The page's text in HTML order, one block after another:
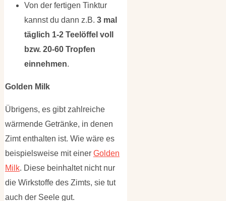
Von der fertigen Tinktur
kannst du dann z.B. 3 mal
täglich 1-2 Teelöffel voll
bzw. 20-60 Tropfen
einnehmen.
Golden Milk
Übrigens, es gibt zahlreiche
wärmende Getränke, in denen
Zimt enthalten ist. Wie wäre es
beispielsweise mit einer Golden
Milk. Diese beinhaltet nicht nur
die Wirkstoffe des Zimts, sie tut
auch der Seele gut.